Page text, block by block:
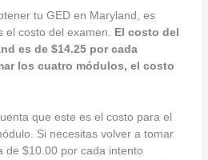
tu GED en Maryland, es
el costo del examen.
El costo del
es de $14.25 por cada
los cuatro módulos, el costo
que este es el costo para el
Si necesitas volver a tomar
de $10.00 por cada intento